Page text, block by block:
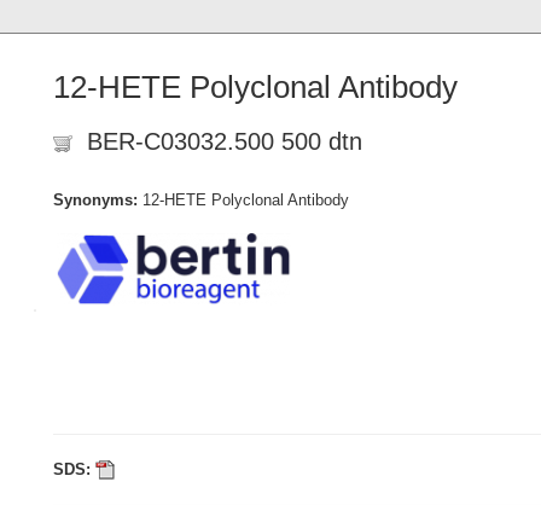
12-HETE Polyclonal Antibody
BER-C03032.500 500 dtn
Synonyms: 12-HETE Polyclonal Antibody
SDS: